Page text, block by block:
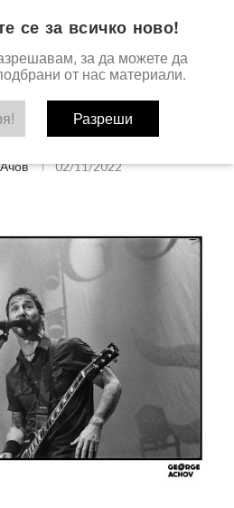
АНАЛОГ
енергия!
02/11/2022
се за всичко ново!
за да можете да
от нас материали.
Разреши